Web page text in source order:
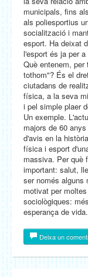
municipals, fins
als poliesportius
socialització i
esport. Ha deixat
l'esport és ja per a
Què entenem,
tothom"? És el
ciutadans de
física, a la seva
i pel simple plaer
Un exemple.
majors de 60
d'avis en la
física i esport
massiva. Per què
important: salut,
ser només
motivat per
sociològiques:
esperança de
Deixa un